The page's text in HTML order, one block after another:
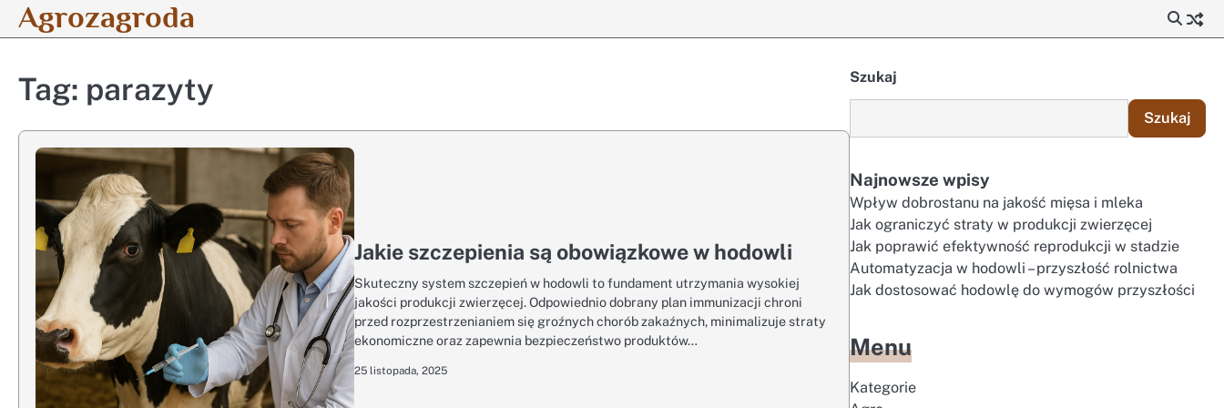
SkipAgrozagroda
Tag: parazyty
Jakie szczepienia są obowiązkowe w hodowli
Skuteczny system szczepień w hodowli to fundament utrzymania wysokiej
jakości produkcji zwierzęcej. Odpowiednio dobrany plan immunizacji chroni
przed rozprzestrzenianiem się groźnych chorób zakaźnych, minimalizuje straty
ekonomiczne oraz zapewnia bezpieczeństwo produktów…
25 listopada, 2025
Szukaj
Szukaj
Najnowsze wpisy
Wpływ dobrostanu na jakość mięsa i mleka
Jak ograniczyć straty w produkcji zwierzęcej
Jak poprawić efektywność reprodukcji w stadzie
Automatyzacja w hodowli – przyszłość rolnictwa
Jak dostosować hodowlę do wymogów przyszłości
Menu
Kategorie